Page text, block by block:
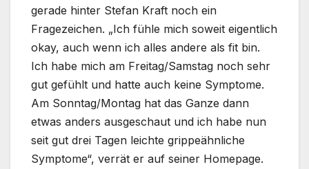
gerade hinter Stefan Kraft noch ein
Fragezeichen. „Ich fühle mich soweit eigentlich
okay, auch wenn ich alles andere als fit bin.
Ich habe mich am Freitag/Samstag noch sehr
gut gefühlt und hatte auch keine Symptome.
Am Sonntag/Montag hat das Ganze dann
etwas anders ausgeschaut und ich habe nun
seit gut drei Tagen leichte grippeähnliche
Symptome“, verrät er auf seiner Homepage.